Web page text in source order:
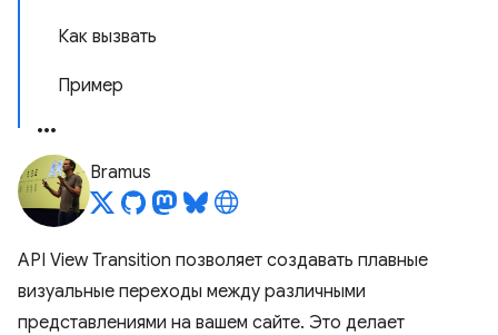
Как вызвать
Пример
Bramus
API View Transition позволяет создавать плавные
визуальные переходы между различными
представлениями на вашем сайте. Это делает